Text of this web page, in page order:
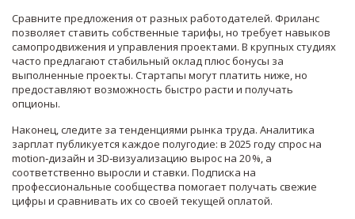
Сравните предложения от разных работодателей. Фриланс
позволяет ставить собственные тарифы, но требует навыков
самопродвижения и управления проектами. В крупных студиях
часто предлагают стабильный оклад плюс бонусы за
выполненные проекты. Стартапы могут платить ниже, но
предоставляют возможность быстро расти и получать
опционы.
Наконец, следите за тенденциями рынка труда. Аналитика
зарплат публикуется каждое полугодие: в 2025 году спрос на
motion‑дизайн и 3D‑визуализацию вырос на 20 %, а
соответственно выросли и ставки. Подписка на
профессиональные сообщества помогает получать свежие
цифры и сравнивать их со своей текущей оплатой.